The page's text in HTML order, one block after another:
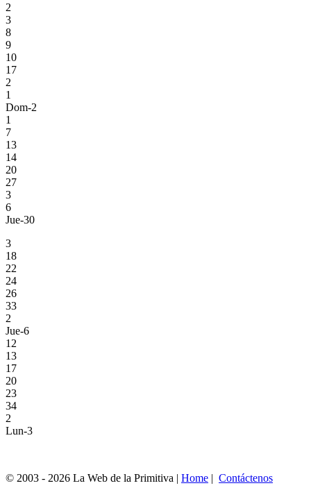
2
3
8
9
10
17
2
1
Dom-2
1
7
13
14
20
27
3
6
Jue-30
3
18
22
24
26
33
2
Jue-6
12
13
17
20
23
34
2
Lun-3
© 2003 - 2026 La Web de la Primitiva | Home | Contáctenos